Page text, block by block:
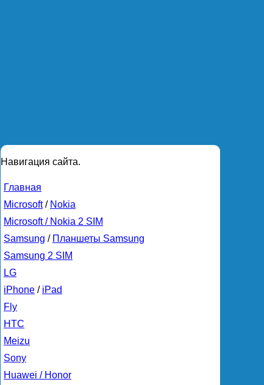
Навигация сайта.
Главная
Microsoft/ Nokia
Microsoft / Nokia 2 SIM
Samsung / Планшеты Samsung
Samsung 2 SIM
LG
iPhone / iPad
Fly
HTC
Meizu
Sony
Huawei / Honor